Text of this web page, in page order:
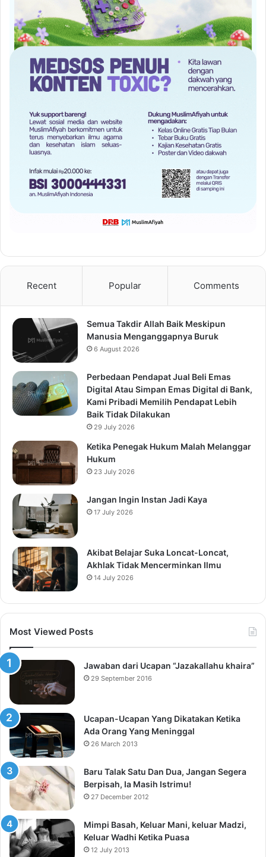
Recent Popular Comments
Semua Takdir Allah Baik Meskipun
Manusia Menganggapnya Buruk
6 August 2026
Perbedaan Pendapat Jual Beli Emas
Digital Atau Simpan Emas Digital di Bank,
Kami Pribadi Memilih Pendapat Lebih
Baik Tidak Dilakukan
29 July 2026
Ketika Penegak Hukum Malah Melanggar
Hukum
23 July 2026
Jangan Ingin Instan Jadi Kaya
17 July 2026
Akibat Belajar Suka Loncat-Loncat,
Akhlak Tidak Mencerminkan Ilmu
14 July 2026
Most Viewed Posts
Jawaban dari Ucapan “Jazakallahu khaira”
29 September 2016
Ucapan-Ucapan Yang Dikatakan Ketika
Ada Orang Yang Meninggal
26 March 2013
Baru Talak Satu Dan Dua, Jangan Segera
Berpisah, Ia Masih Istrimu!
27 December 2012
Mimpi Basah, Keluar Mani, keluar Madzi,
Keluar Wadhi Ketika Puasa
12 July 2013